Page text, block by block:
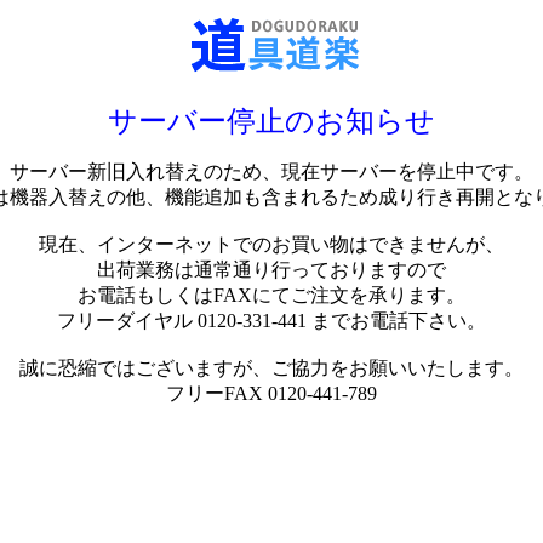
サーバー停止のお知らせ
サーバー新旧入れ替えのため、現在サーバーを停止中です。
機器入替えの他、機能追加も含まれるため成り行き再開とな
現在、インターネットでのお買い物はできませんが、
出荷業務は通常通り行っておりますので
お電話もしくはFAXにてご注文を承ります。
フリーダイヤル 0120-331-441 までお電話下さい。
誠に恐縮ではございますが、ご協力をお願いいたします。
フリーFAX 0120-441-789